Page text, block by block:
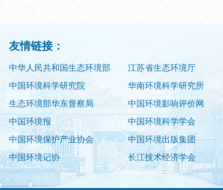
友情链接：
中华人民共和国生态环境部
江苏省生态环境厅
中国环境科学研究院
华南环境科学研究所
生态环境部华东督察局
中国环境影响评价网
中国环境报
中国环境科学学会
中国环境保护产业协会
中国环境出版集团
中国环境记协
长江技术经济学会